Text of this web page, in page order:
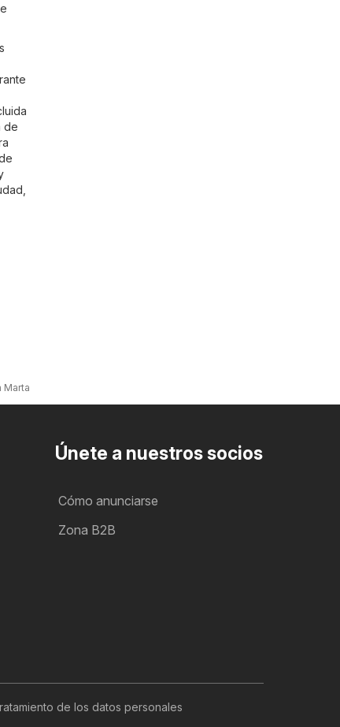
de
Marta de Tormes
Únete a nuestros socios
Cómo anunciarse
Zona B2B
de los datos personales